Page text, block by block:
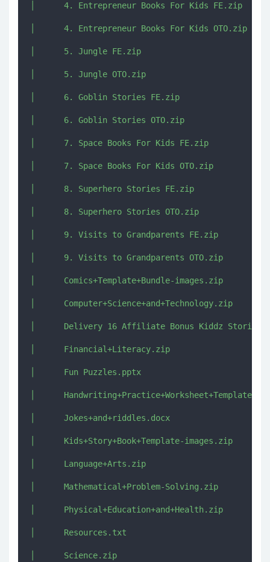
│      4. Entrepreneur Books For Kids FE.zip
│      4. Entrepreneur Books For Kids OTO.zip
│      5. Jungle FE.zip
│      5. Jungle OTO.zip
│      6. Goblin Stories FE.zip
│      6. Goblin Stories OTO.zip
│      7. Space Books For Kids FE.zip
│      7. Space Books For Kids OTO.zip
│      8. Superhero Stories FE.zip
│      8. Superhero Stories OTO.zip
│      9. Visits to Grandparents FE.zip
│      9. Visits to Grandparents OTO.zip
│      Comics+Template+Bundle-images.zip
│      Computer+Science+and+Technology.zip
│      Delivery 16 Affiliate Bonus Kiddz Stories
│      Financial+Literacy.zip
│      Fun Puzzles.pptx
│      Handwriting+Practice+Worksheet+Template-
│      Jokes+and+riddles.docx
│      Kids+Story+Book+Template-images.zip
│      Language+Arts.zip
│      Mathematical+Problem-Solving.zip
│      Physical+Education+and+Health.zip
│      Resources.txt
│      Science.zip